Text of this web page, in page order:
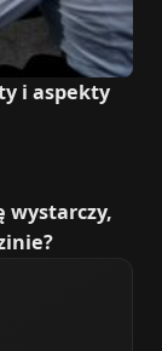
i aspekty
wystarczy,